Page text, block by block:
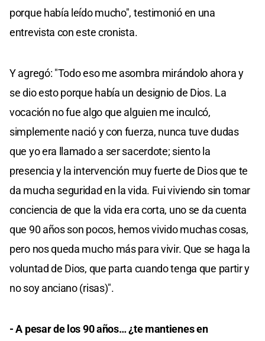
porque había leído mucho", testimonió en una
entrevista con este cronista.
Y agregó: "Todo eso me asombra mirándolo ahora y
se dio esto porque había un designio de Dios. La
vocación no fue algo que alguien me inculcó,
simplemente nació y con fuerza, nunca tuve dudas
que yo era llamado a ser sacerdote; siento la
presencia y la intervención muy fuerte de Dios que te
da mucha seguridad en la vida. Fui viviendo sin tomar
conciencia de que la vida era corta, uno se da cuenta
que 90 años son pocos, hemos vivido muchas cosas,
pero nos queda mucho más para vivir. Que se haga la
voluntad de Dios, que parta cuando tenga que partir y
no soy anciano (risas)".
- A pesar de los 90 años… ¿te mantienes en